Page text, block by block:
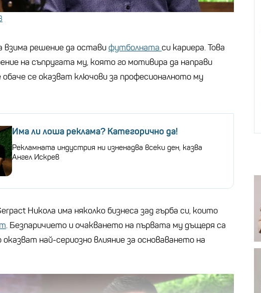
взима решение да оставифутболната си кариера. Това
на съпругата му, която го мотивира да направи
обаче се оказват ключови за професионалното му
Има ли лоша реклама? Категорично да!
Рекламната индустрия ни изненадва всеки ден, казва
Ангел Искрев
Никола има няколко бизнеса зад гърба си, които
. Безпаричието и очакването на първата му дъщеря са
най-сериозно влияние за основаването на